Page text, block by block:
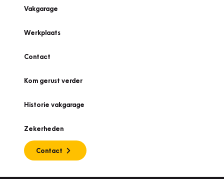
Vakgarage
Werkplaats
Contact
Kom gerust verder
Historie vakgarage
Zekerheden
Contact